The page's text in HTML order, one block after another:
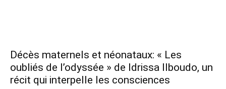
Décès maternels et néonataux: « Les
oubliés de l’odyssée » de Idrissa Ilboudo, un
récit qui interpelle les consciences